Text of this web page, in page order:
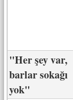
"Her şey var,
barlar sokağı
yok"